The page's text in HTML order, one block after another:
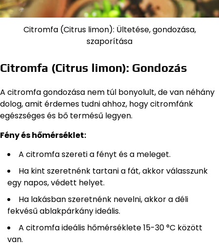
Citromfa (Citrus limon): Ültetése, gondozása,
szaporítása
Citromfa (Citrus limon): Gondozás
A citromfa gondozása nem túl bonyolult, de van néhány
dolog, amit érdemes tudni ahhoz, hogy citromfánk
egészséges és bő termésű legyen.
Fény és hőmérséklet:
A citromfa szereti a fényt és a meleget.
Ha kint szeretnénk tartani a fát, akkor válasszunk
egy napos, védett helyet.
Ha lakásban szeretnénk nevelni, akkor a déli
fekvésű ablakpárkány ideális.
A citromfa ideális hőmérséklete 15-30 °C között
van.